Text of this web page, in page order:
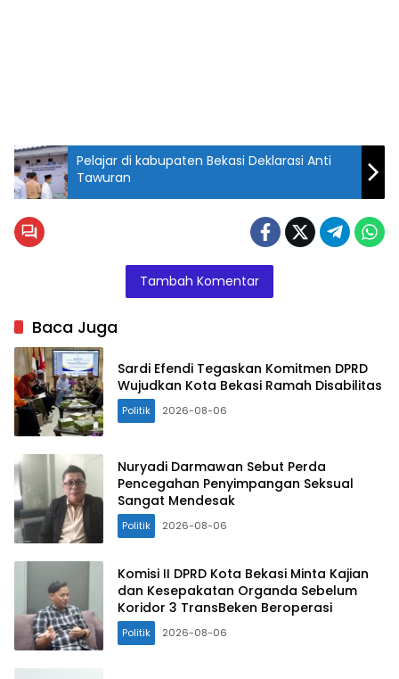
Pelajar di kabupaten Bekasi Deklarasi Anti
Tawuran
Tambah Komentar
Baca Juga
Sardi Efendi Tegaskan Komitmen DPRD
Wujudkan Kota Bekasi Ramah Disabilitas
Politik 2026-08-06
Nuryadi Darmawan Sebut Perda
Pencegahan Penyimpangan Seksual
Sangat Mendesak
Politik 2026-08-06
Komisi II DPRD Kota Bekasi Minta Kajian
dan Kesepakatan Organda Sebelum
Koridor 3 TransBeken Beroperasi
Politik 2026-08-06